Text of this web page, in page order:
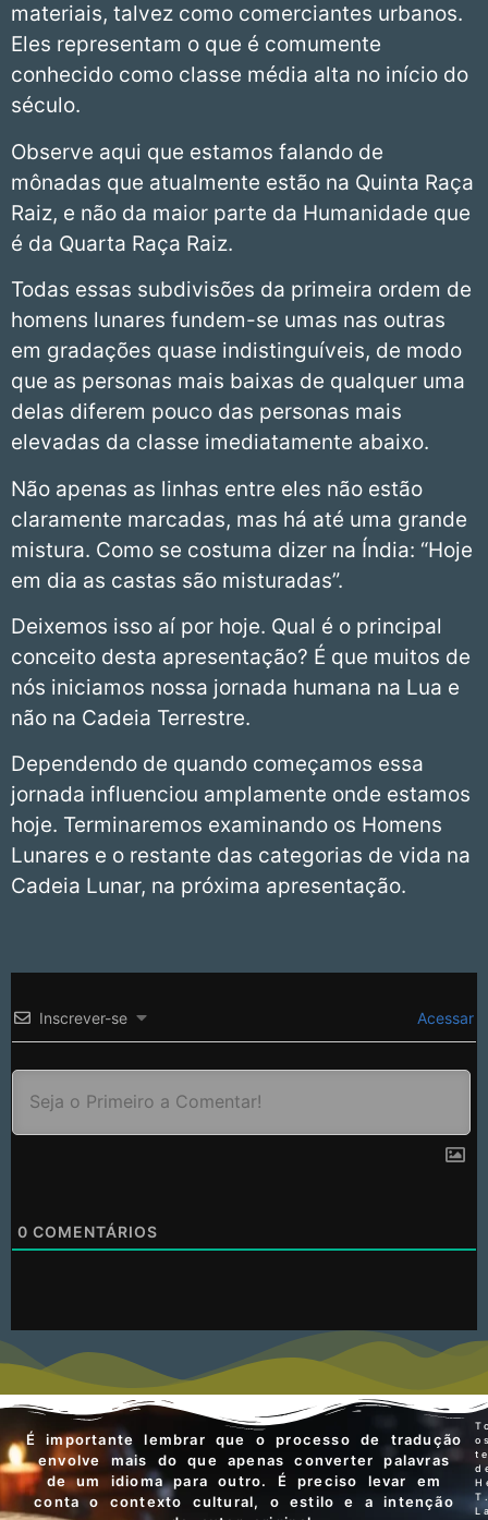
materiais, talvez como comerciantes urbanos.
Eles representam o que é comumente
conhecido como classe média alta no início do
século.
Observe aqui que estamos falando de
mônadas que atualmente estão na Quinta Raça
Raiz, e não da maior parte da Humanidade que
é da Quarta Raça Raiz.
Todas essas subdivisões da primeira ordem de
homens lunares fundem-se umas nas outras
em gradações quase indistinguíveis, de modo
que as personas mais baixas de qualquer uma
delas diferem pouco das personas mais
elevadas da classe imediatamente abaixo.
Não apenas as linhas entre eles não estão
claramente marcadas, mas há até uma grande
mistura. Como se costuma dizer na Índia: “Hoje
em dia as castas são misturadas”.
Deixemos isso aí por hoje. Qual é o principal
conceito desta apresentação? É que muitos de
nós iniciamos nossa jornada humana na Lua e
não na Cadeia Terrestre.
Dependendo de quando começamos essa
jornada influenciou amplamente onde estamos
hoje. Terminaremos examinando os Homens
Lunares e o restante das categorias de vida na
Cadeia Lunar, na próxima apresentação.
Inscrever-se Acessar
0 COMENTÁRIOS
É importante lembrar que o processo de tradução
envolve mais do que apenas converter palavras
de um idioma para outro. É preciso levar em
conta o contexto cultural, o estilo e a intenção